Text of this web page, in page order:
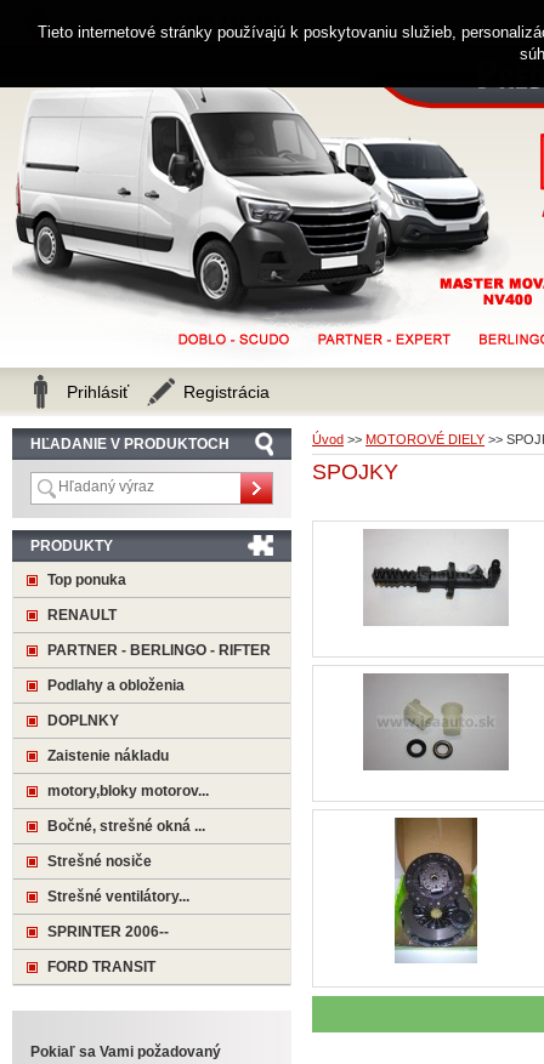
Úvod >> MOTOROVÉ DIELY >>
SPOJKY
HĽADANIE V PRODUKTOCH
PRODUKTY
Top ponuka
RENAULT
PARTNER - BERLINGO - RIFTER
Podlahy a obloženia
DOPLNKY
Zaistenie nákladu
motory,bloky motorov...
Bočné, strešné okná ...
Strešné nosiče
Strešné ventilátory...
SPRINTER 2006--
FORD TRANSIT
Pokiaľ sa Vami požadovaný
Zákaznícka linka 0914 238 482
Prihlásiť Registrácia
Tieto internetové stránky používajú k poskytovaniu služieb,